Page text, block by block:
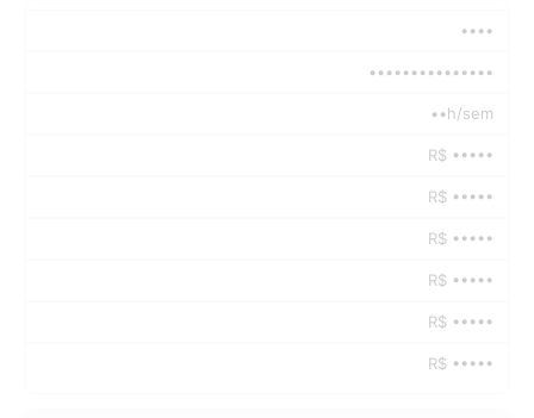
••••
•••••••••••••••
••h/sem
R$ •••••
R$ •••••
R$ •••••
R$ •••••
R$ •••••
R$ •••••